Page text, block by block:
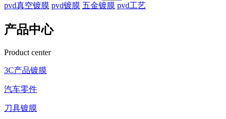
pvd真空镀膜 pvd镀膜 五金镀膜 pvd工艺
产品中心
Product center
3C产品镀膜
汽车零件
刀具镀膜